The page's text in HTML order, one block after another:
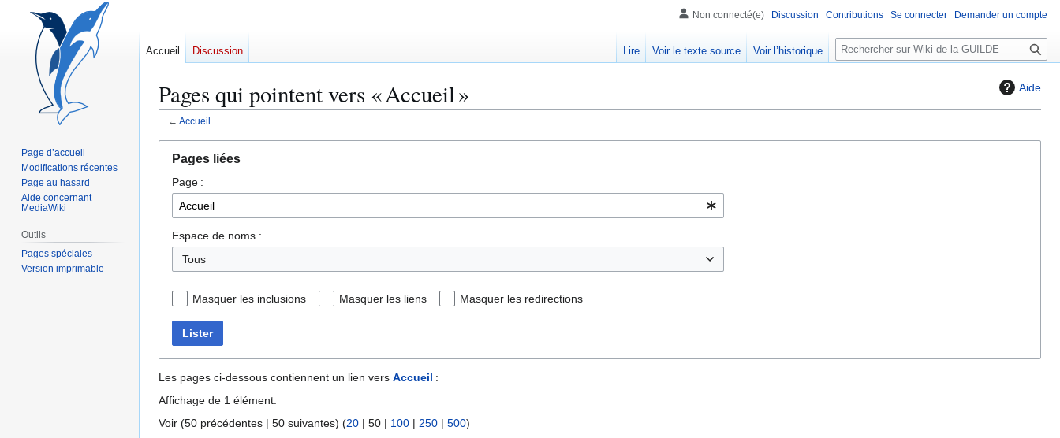
Aide
Pages qui pointent vers « Accueil »
← Accueil
navigation
recherche
Pages liées
Page :
Espace de noms :
Tous
Masquer les inclusions Masquer les liens Masquer les redirections
Lister
Les pages ci-dessous contiennent un lien vers Accueil :
Affichage de 1 élément.
Voir (50 précédentes | 50 suivantes) (20 | 50 | 100 | 250 | 500)
Non connecté(e) Discussion Contributions Se connecter Demander un compte
Accueil Discussion Lire Voir le texte source Voir l’historique
R
e
e
Page d’accueil
Modifications récentes
Page au hasard
Aide concernant
MediaWiki
Outils
Pages spéciales
Version imprimable